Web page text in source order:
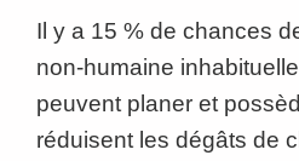
Il y a 15 % de chances
non-humaine
peuvent planer et
réduisent les dégâts de